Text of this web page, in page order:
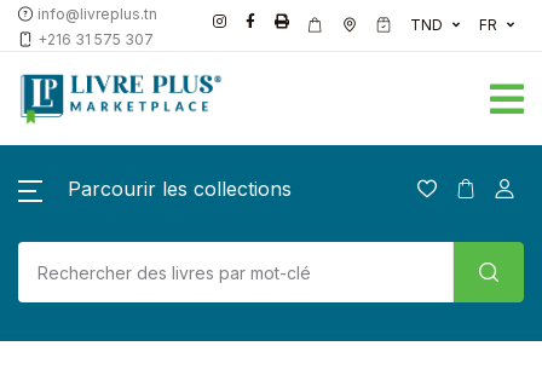
info@livreplus.tn
+216 31 575 307
TND FR
Parcourir les collections